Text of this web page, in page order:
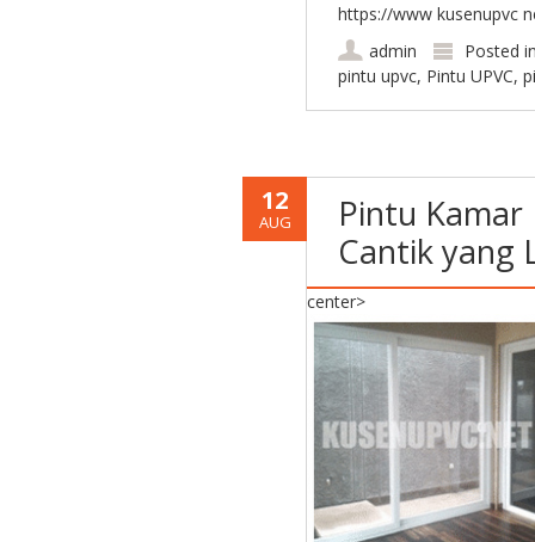
https://www kusenupvc
admin
Posted
pintu upvc, Pintu UPVC,
12
AUG
Pintu Kamar
Cantik yang
center>